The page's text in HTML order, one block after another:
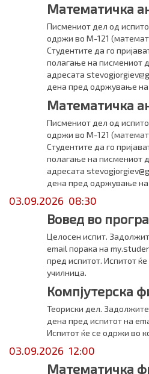
Математичка
Писмениот дел од
одржи во М-121
Студентите да го
полагање на писмениот
адресата
дена пред одржување на
Математичка
Писмениот дел од
одржи во М-121
Студентите да го
полагање на писмениот
адресата
дена пред одржување на
03.09.2026 08:30
Вовед во
Целосен испит.
email порака на
пред испитот. Испитот
училница.
Компјутерска
Теориски дел.
дена пред испитот на
Испитот ќе се одржи во
03.09.2026 12:00
Математичка